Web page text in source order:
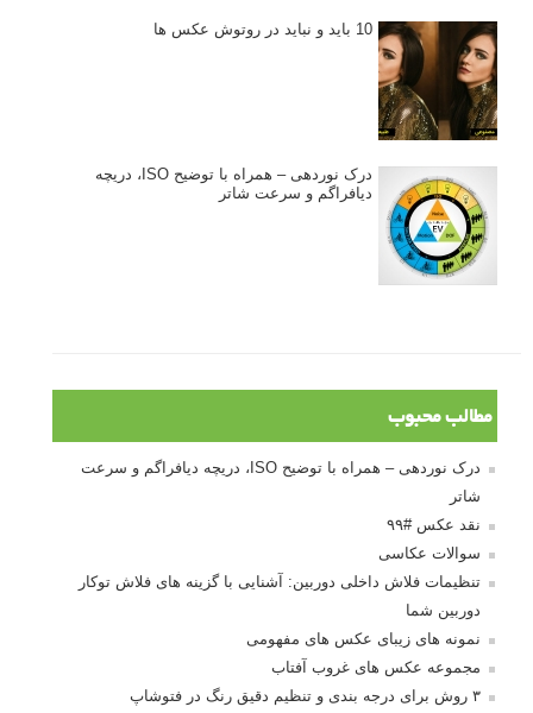
10 باید و نباید در روتوش عکس ها
درک نوردهی – همراه با توضیح ISO، دریچه
دیافراگم و سرعت شاتر
مطالب محبوب
درک نوردهی – همراه با توضیح ISO، دریچه دیافراگم و سرعت
شاتر
نقد عکس #۹۹
سوالات عکاسی
تنظیمات فلاش داخلی دوربین: آشنایی با گزینه های فلاش توکار
دوربین شما
نمونه های زیبای عکس های مفهومی
مجموعه عکس های غروب آفتاب
۳ روش برای درجه بندی و تنظیم دقیق رنگ در فتوشاپ